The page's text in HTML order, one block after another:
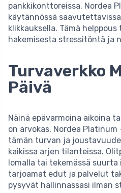
pankkikonttoreissa. Nordea
käytännössä
klikkauksella. Tämä
hakemisesta stressitöntä ja
Turvaverkko
Päivä
Näinä epävarmoina aikoina
on arvokas. Nordea
tämän turvan ja
kaikissa arjen tilanteissa.
lomalla tai tekemässä
tarjoamat edut ja palvelut
pysyvät hallinnassasi ilman